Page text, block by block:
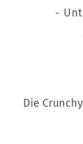
-
Die